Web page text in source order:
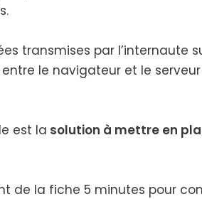
trans­mises par l’internaute
le navi­ga­teur et le
est la solu­tion à mettre en
de la fiche 5 minutes pour